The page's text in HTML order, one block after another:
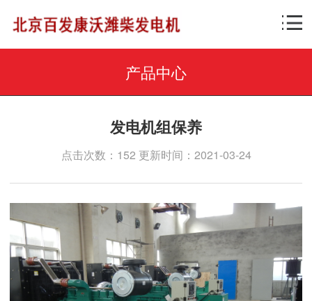
产品中心
发电机组保养
点击次数：152 更新时间：2021-03-24